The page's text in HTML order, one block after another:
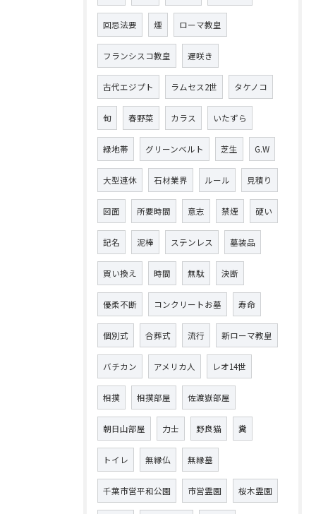
回忌法要 煙 ローマ教皇
フランシスコ教皇 遅咲き
古代エジプト ラムセス2世 タケノコ
旬 春野菜 カラス いたずら
緑地帯 グリーンベルト 芝生 G.W
大型連休 石材業界 ルール 見積り
図面 所要時間 意志 禁煙 硬い
記名 泥棒 ステンレス 墓装品
買い換え 時間 無駄 決断
優柔不断 コンクリートお墓 寿命
個別式 合葬式 流行 新ローマ教皇
バチカン アメリカ人 レオ14世
相撲 相撲部屋 佐渡嶽部屋
朝日山部屋 力士 野良猫 糞
トイレ 無縁仏 無縁墓
千葉市営平和公園 市営霊園 桜木霊園